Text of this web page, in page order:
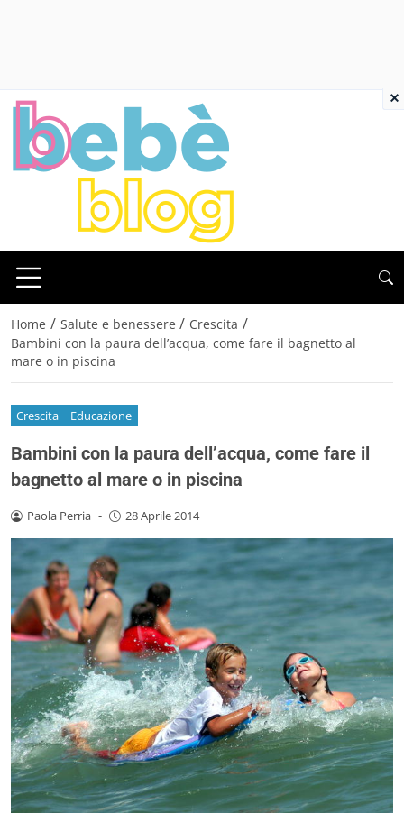
Home / Salute e benessere / Crescita /
Bambini con la paura dell’acqua, come fare il bagnetto al
mare o in piscina
Crescita Educazione
Bambini con la paura dell’acqua, come fare il
bagnetto al mare o in piscina
Paola Perria - 28 Aprile 2014
×